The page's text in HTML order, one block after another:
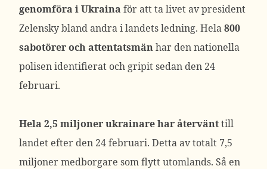
genomföra i Ukraina för att ta livet av president
Zelensky bland andra i landets ledning. Hela800
sabotörer och attentatsmänhar den nationella
polisen identifierat och gripit sedan den 24
februari.
Hela 2,5 miljoner ukrainare har återvänttill
landet efter den 24 februari. Detta av totalt 7,5
miljoner medborgare som flytt utomlands. Så en